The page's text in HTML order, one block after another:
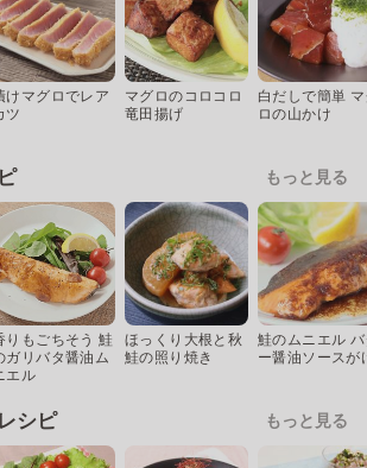
けマグロでレア
ツ
マグロのコロコロ
竜田揚げ
白だしで簡単
ロの山かけ
もっと見る
りもごちそう 鮭
ガリバタ醤油ム
エル
ほっくり大根と秋
鮭の照り焼き
鮭のムニエル
ー醤油ソースが
シピ もっと見る